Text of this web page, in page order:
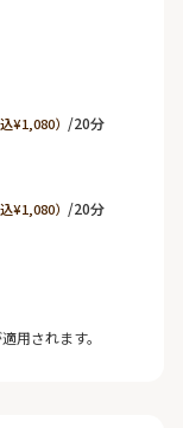
込¥1,080） /20分
込¥1,080） /20分
用されます。